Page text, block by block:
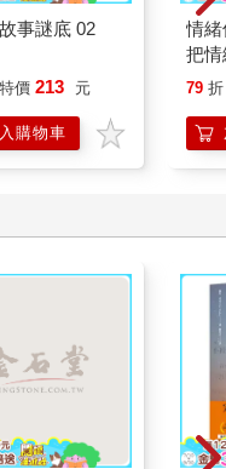
事謎底 02
特價 213 元
購物車
情
把
誰
79 折